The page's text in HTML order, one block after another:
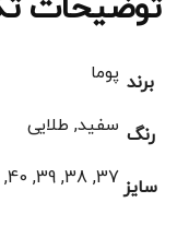
توضیحات
برند پوما
رنگ سفید, طلایی
سایز 37, 38, 39, 40, 41, 42, 43, 44